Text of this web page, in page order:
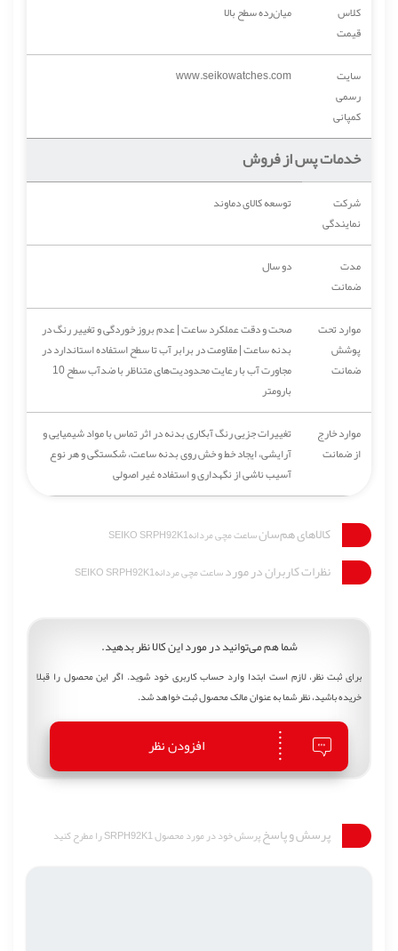
کلاس
قیمت
میان‌رده سطح بالا
سایت
رسمی
کمپانی
www.seikowatches.com
خدمات پس از فروش
شرکت
نمایندگی
توسعه کالای دماوند
مدت
ضمانت
دو سال
موارد تحت
پوشش
ضمانت
صحت و دقت عملکرد ساعت | عدم بروز خوردگی و تغییر رنگ در
بدنه ساعت | مقاومت در برابر آب تا سطح استفاده استاندارد در
مجاورت آب با رعایت محدودیت‌های متناظر با ضدآب سطح 10
بارومتر
موارد خارج
از ضمانت
تغییرات جزیی رنگ آبکاری بدنه در اثر تماس با مواد شیمیایی و
آرایشی، ایجاد خط و خش روی بدنه ساعت، شکستگی و هر نوع
آسیب ناشی از نگهداری و استفاده غیر اصولی
کالاهای هم‌سانساعت مچی مردانهSEIKO SRPH92K1
نظرات کاربران در موردساعت مچی مردانهSEIKO SRPH92K1
شما هم می‌توانید در مورد این کالا نظر بدهید.
برای ثبت نظر، لازم است ابتدا وارد حساب کاربری خود شوید. اگر این محصول را قبلا
خریده باشید، نظر شما به عنوان مالک محصول ثبت خواهد شد.
افزودن نظر
پرسش و پاسخپرسش خود در مورد محصول SRPH92K1 را مطرح کنید